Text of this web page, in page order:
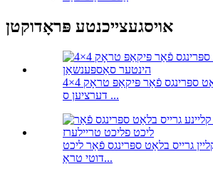
אויסגעצייכנטע פּראָדוקטן
4×4 פּיקאַפּ בלאַט ספּרינגס פֿאַר פּיקאַפּ טראָק
דערציען ס ...
גרייס בלאַט ספּרינגס פֿאַר ליכט
דוטי טראַ...